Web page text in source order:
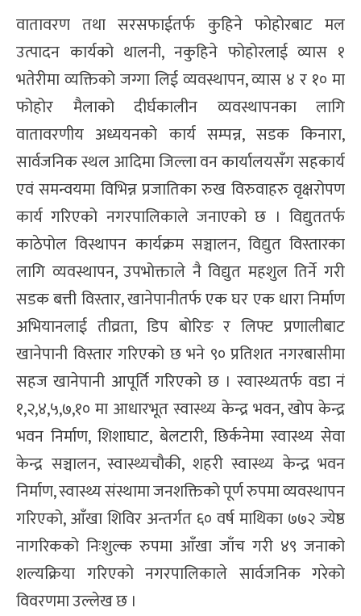
वातावरण तथा सरसफाईतर्फ कुहिने फोहोरबाट मल
उत्पादन कार्यको थालनी, नकुहिने फोहोरलाई व्यास १
भतेरीमा व्यक्तिको जग्गा लिई व्यवस्थापन, व्यास ४ र १० मा
फोहोर मैलाको दीर्घकालीन व्यवस्थापनका लागि
वातावरणीय अध्ययनको कार्य सम्पन्न, सडक किनारा,
सार्वजनिक स्थल आदिमा जिल्ला वन कार्यालयसँग सहकार्य
एवं समन्वयमा विभिन्न प्रजातिका रुख विरुवाहरु वृक्षरोपण
कार्य गरिएको नगरपालिकाले जनाएको छ । विद्युततर्फ
काठेपोल विस्थापन कार्यक्रम सञ्चालन, विद्युत विस्तारका
लागि व्यवस्थापन, उपभोक्ताले नै विद्युत महशुल तिर्ने गरी
सडक बत्ती विस्तार, खानेपानीतर्फ एक घर एक धारा निर्माण
अभियानलाई तीव्रता, डिप बोरिङ र लिफ्ट प्रणालीबाट
खानेपानी विस्तार गरिएको छ भने ९० प्रतिशत नगरबासीमा
सहज खानेपानी आपूर्ति गरिएको छ । स्वास्थ्यतर्फ वडा नं
१,२,४,५,७,१० मा आधारभूत स्वास्थ्य केन्द्र भवन, खोप केन्द्र
भवन निर्माण, शिशाघाट, बेलटारी, छिर्कनेमा स्वास्थ्य सेवा
केन्द्र सञ्चालन, स्वास्थ्यचौकी, शहरी स्वास्थ्य केन्द्र भवन
निर्माण, स्वास्थ्य संस्थामा जनशक्तिको पूर्ण रुपमा व्यवस्थापन
गरिएको, आँखा शिविर अन्तर्गत ६० वर्ष माथिका ७७२ ज्येष्ठ
नागरिकको निःशुल्क रुपमा आँखा जाँच गरी ४९ जनाको
शल्यक्रिया गरिएको नगरपालिकाले सार्वजनिक गरेको
विवरणमा उल्लेख छ ।